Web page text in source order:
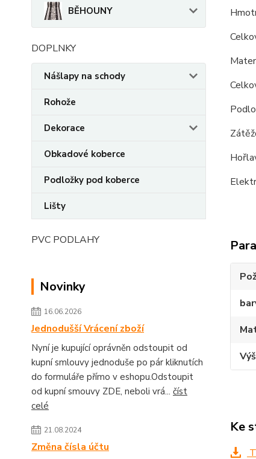
BĚHOUNY
DOPLNKY
Nášlapy na schody
Rohože
Dekorace
Obkadové koberce
Podložky pod koberce
Lišty
PVC PODLAHY
Novinky
16.06.2026
Jednodušší Vrácení zboží
Nyní je kupující oprávněn odstoupit od
kupní smlouvy jednoduše po pár kliknutích
do formuláře přímo v eshopu.Odstoupit
od kupní smouvy ZDE, neboli vrá... číst
celé
21.08.2024
Změna čísla účtu
Ke